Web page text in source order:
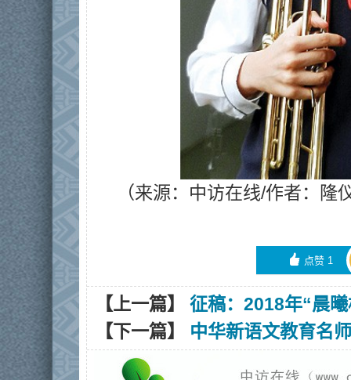
（来源：中访在线/作者：隆
󰄼 点赞 1
【上一篇】 征稿：2018年“晨
【下一篇】 中华新语文教育名